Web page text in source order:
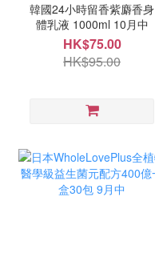
韓國24小時留香紫麝香身
體乳液 1000ml 10月中
HK$75.00
HK$95.00